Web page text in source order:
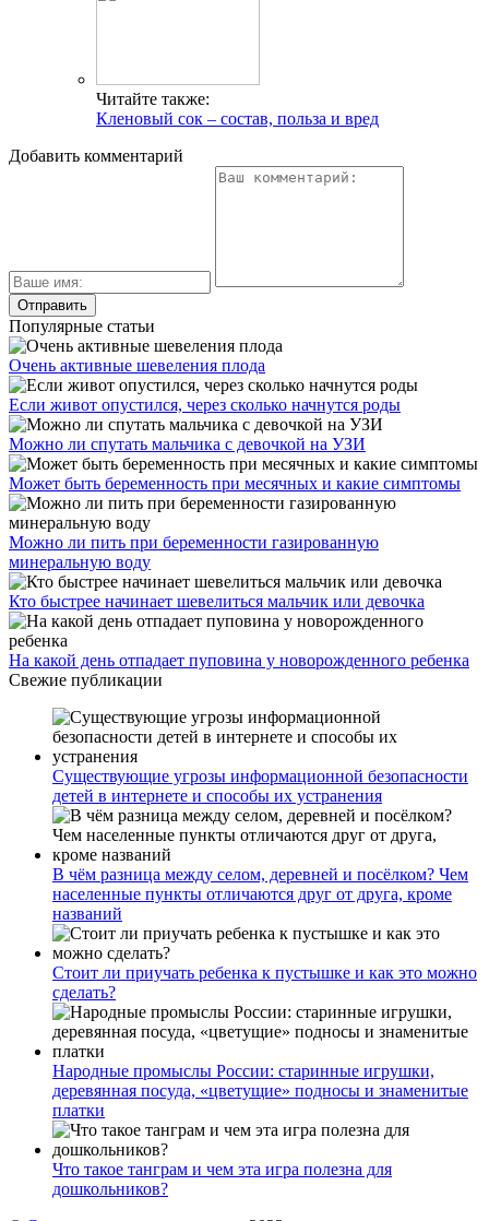
Читайте также:
Кленовый сок – состав, польза и вред
Добавить комментарий
Популярные статьи
Очень активные шевеления плода
Если живот опустился, через сколько начнутся роды
Можно ли спутать мальчика с девочкой на УЗИ
Может быть беременность при месячных и какие симптомы
Можно ли пить при беременности газированную
минеральную воду
Кто быстрее начинает шевелиться мальчик или девочка
На какой день отпадает пуповина у новорожденного ребенка
Свежие публикации
Существующие угрозы информационной безопасности
детей в интернете и способы их устранения
В чём разница между селом, деревней и посёлком? Чем
населенные пункты отличаются друг от друга, кроме
названий
Стоит ли приучать ребенка к пустышке и как это можно
сделать?
Народные промыслы России: старинные игрушки,
деревянная посуда, «цветущие» подносы и знаменитые
платки
Что такое танграм и чем эта игра полезна для
дошкольников?